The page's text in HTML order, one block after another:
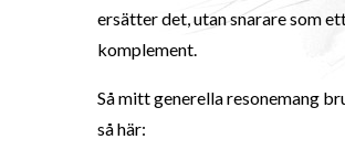
ersätter det, utan snarare som
komplement.
Så mitt generella resonemang
så här: